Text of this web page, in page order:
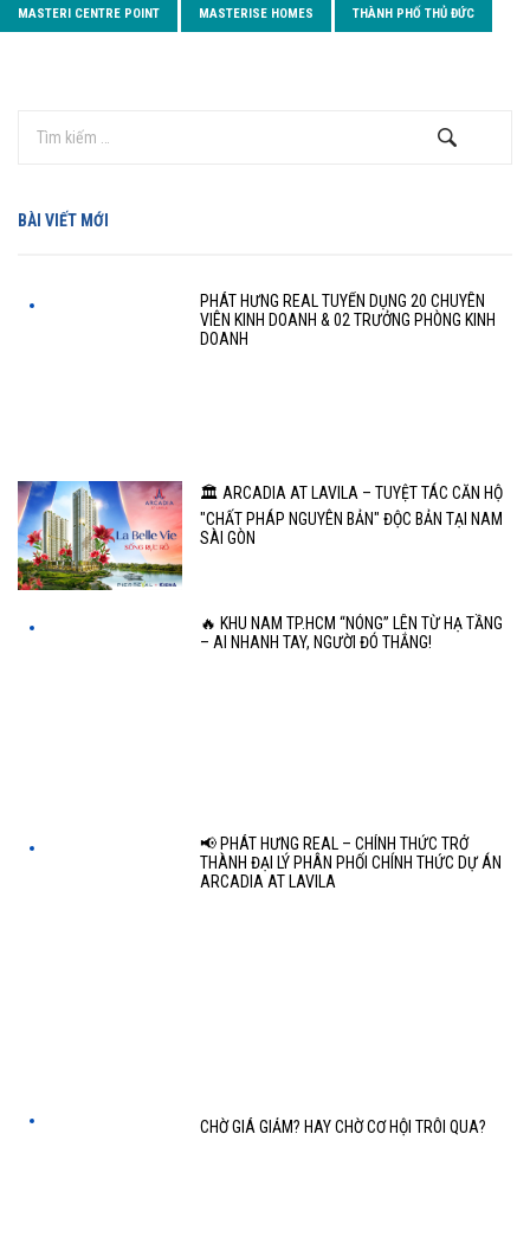
MASTERI CENTRE POINT MASTERISE HOMES THÀNH PHỐ THỦ ĐỨC
BÀI VIẾT MỚI
PHÁT HƯNG REAL TUYỂN DỤNG 20 CHUYÊN
VIÊN KINH DOANH & 02 TRƯỞNG PHÒNG KINH
DOANH
🏛️ ARCADIA AT LAVILA – TUYỆT TÁC CĂN HỘ
"CHẤT PHÁP NGUYÊN BẢN" ĐỘC BẢN TẠI NAM
SÀI GÒN
🔥 KHU NAM TP.HCM “NÓNG” LÊN TỪ HẠ TẦNG
– AI NHANH TAY, NGƯỜI ĐÓ THẮNG!
📢 PHÁT HƯNG REAL – CHÍNH THỨC TRỞ
THÀNH ĐẠI LÝ PHÂN PHỐI CHÍNH THỨC DỰ ÁN
ARCADIA AT LAVILA
CHỜ GIÁ GIẢM? HAY CHỜ CƠ HỘI TRÔI QUA?